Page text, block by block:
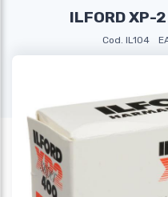
ILFORD XP-
Cod. IL104